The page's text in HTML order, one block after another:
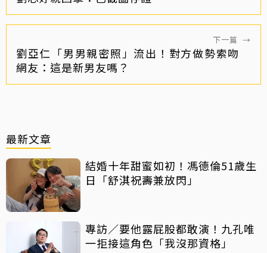
下一篇 →
劉亞仁「男男親密照」流出！對方做勢索吻
網友：這是新男友嗎？
最新文章
結婚十年甜蜜如初！馮德倫51歲生
日「舒淇祝壽兼放閃」
專訪／要他露屁股都敢演！九孔唯
一拒接這角色「我沒那資格」